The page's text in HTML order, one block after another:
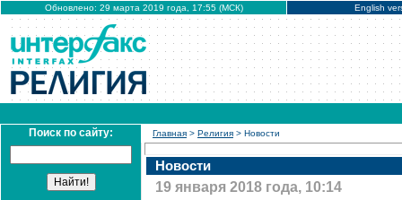
Обновлено: 29 марта 2019 года, 17:55 (МСК) English
Поиск по сайту: Главная > Религия > Новости
Новости
19 января 2018 года, 10:14